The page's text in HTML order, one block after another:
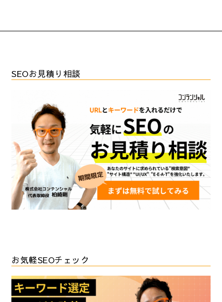
SEOお見積り相談
お気軽SEOチェック